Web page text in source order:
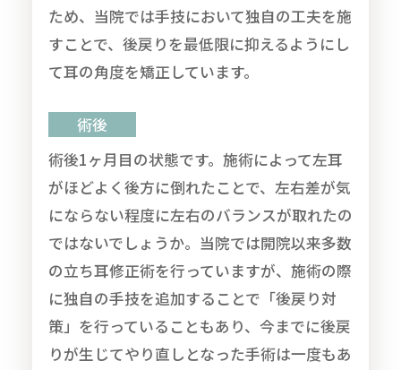
ため、当院では手技において独自の工夫を施
すことで、後戻りを最低限に抑えるようにし
て耳の角度を矯正しています。
術後
術後1ヶ月目の状態です。施術によって左耳
がほどよく後方に倒れたことで、左右差が気
にならない程度に左右のバランスが取れたの
ではないでしょうか。当院では開院以来多数
の立ち耳修正術を行っていますが、施術の際
に独自の手技を追加することで「後戻り対
策」を行っていることもあり、今までに後戻
りが生じてやり直しとなった手術は一度もあ